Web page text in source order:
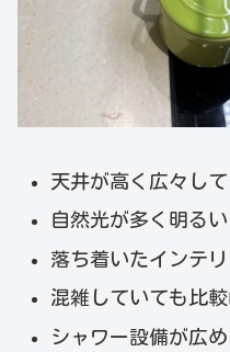
天井が高く広々し
自然光が多く明るい
落ち着いたインテ
混雑していても比
シャワー設備が広め